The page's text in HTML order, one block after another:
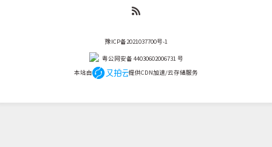
豫ICP备2021037700号-1
粤公网安备 44030602006731 号
本站由
提供CDN加速/云存储服务